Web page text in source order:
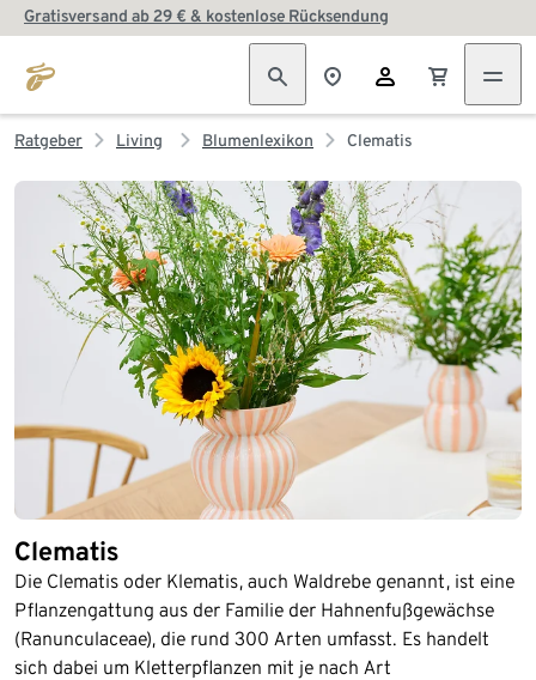
Gratisversand ab 29 € & kostenlose Rücksendung
Ratgeber Living Blumenlexikon Clematis
Clematis
Die Clematis oder Klematis, auch Waldrebe genannt, ist eine
Pflanzengattung aus der Familie der Hahnenfußgewächse
(Ranunculaceae), die rund 300 Arten umfasst. Es handelt
sich dabei um Kletterpflanzen mit je nach Art